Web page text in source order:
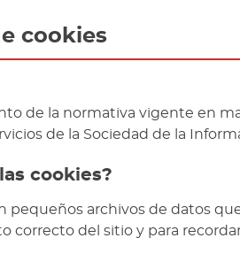
cookies
de la normativa vigente en
de la Sociedad de la
cookies?
pequeños archivos de datos
correcto del sitio y para